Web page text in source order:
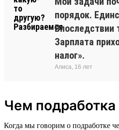
порядок.
Впоследствии
Зарплата
налог».
Алиса, 16 лет
Чем подработка
Когда мы говорим о подработке